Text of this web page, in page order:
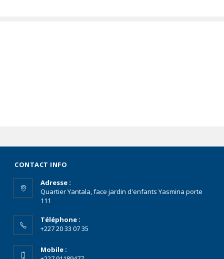
CONTACT INFO
Adresse :
Quartier Yantala, face jardin d'enfants Yasmina porte
111
Téléphone :
+227 20 33 07 35
Mobile :